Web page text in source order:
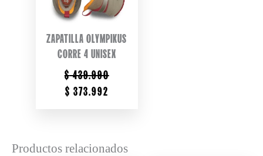
ZAPATILLA OLYMPIKUS
CORRE 4 UNISEX
$439.990
ORIGINAL
$ 373.992
Productos relacionados